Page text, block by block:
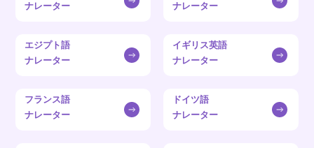
ナレーター
ナレーター
エジプト語
ナレーター
イギリス英語
ナレーター
フランス語
ナレーター
ドイツ語
ナレーター